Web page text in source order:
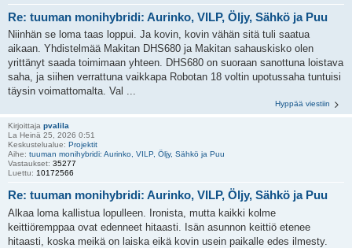
Re: tuuman monihybridi: Aurinko, VILP, Öljy, Sähkö ja Puu
Niinhän se loma taas loppui. Ja kovin, kovin vähän sitä tuli saatua
aikaan. Yhdistelmää Makitan DHS680 ja Makitan sahauskisko olen
yrittänyt saada toimimaan yhteen. DHS680 on suoraan sanottuna loistava
saha, ja siihen verrattuna vaikkapa Robotan 18 voltin upotussaha tuntuisi
täysin voimattomalta. Val ...
Hyppää viestiin
Kirjoittaja pvalila
La Heinä 25, 2026 0:51
Keskustelualue: Projektit
Aihe: tuuman monihybridi: Aurinko, VILP, Öljy, Sähkö ja Puu
Vastaukset: 35277
Luettu: 10172566
Re: tuuman monihybridi: Aurinko, VILP, Öljy, Sähkö ja Puu
Alkaa loma kallistua lopulleen. Ironista, mutta kaikki kolme
keittiöremppaa ovat edenneet hitaasti. Isän asunnon keittiö etenee
hitaasti, koska meikä on laiska eikä kovin usein paikalle edes ilmesty.